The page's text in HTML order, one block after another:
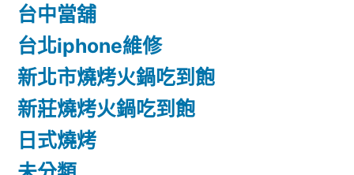
台中當舖
台北iphone維修
新北市燒烤火鍋吃到飽
新莊燒烤火鍋吃到飽
日式燒烤